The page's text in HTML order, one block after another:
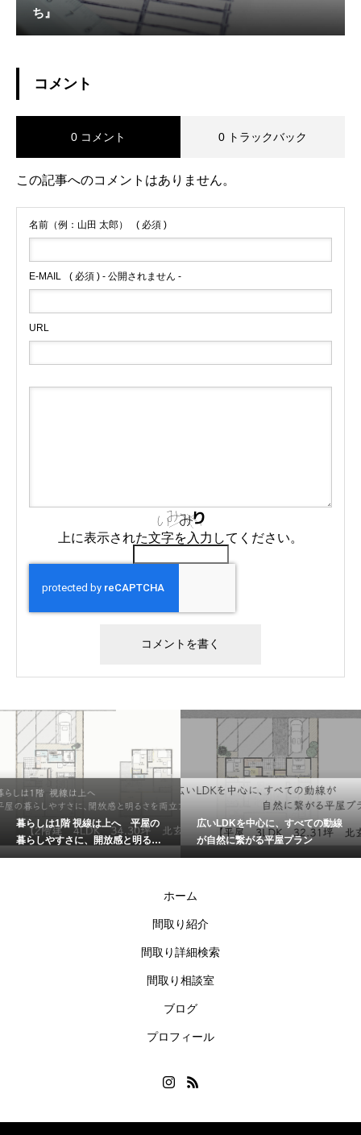
ち』
コメント
0 コメント 0 トラックバック
この記事へのコメントはありません。
名前（例：山田 太郎） ( 必須 )
E-MAIL ( 必須 ) - 公開されません -
URL
上に表示された文字を入力してください。
暮らしは1階 視線は上へ 平屋の
暮らしやすさに、開放感と明るさ
を両立プラン
広いLDKを中心に、すべての動線
が自然に繋がる平屋プラン
ホーム
間取り紹介
間取り詳細検索
間取り相談室
ブログ
プロフィール